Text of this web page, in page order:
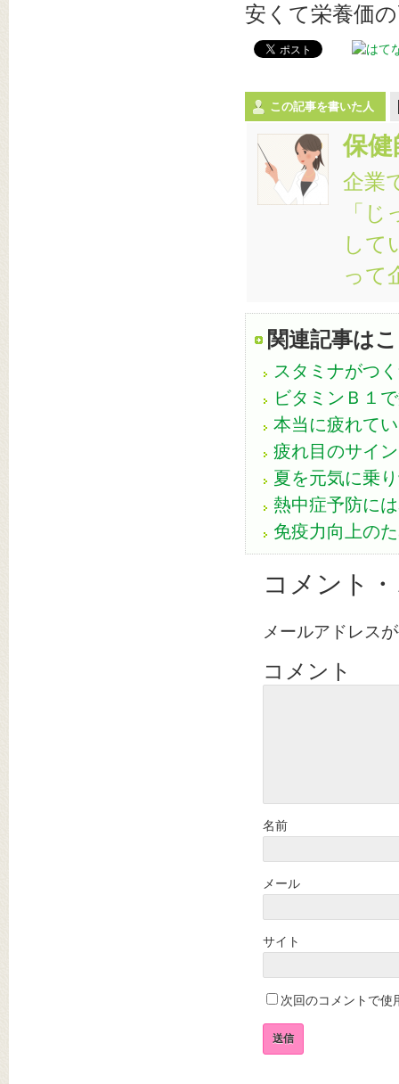
安くて栄養価
この記事を書いた人
保健
企業
「
して
って
関連記事は
スタミナがつ
ビタミンＢ１
本当に疲れて
疲れ目のサイ
夏を元気に乗
熱中症予防に
免疫力向上の
コメント
メールアドレス
コメント
名前
メール
サイト
次回のコメントで使